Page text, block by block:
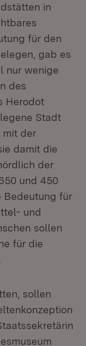
in
für den
gab es
nur wenige
des
Herodot
Stadt
mit der
damit die
der
und 450
Bedeutung für
und
sollen
für die
sollen